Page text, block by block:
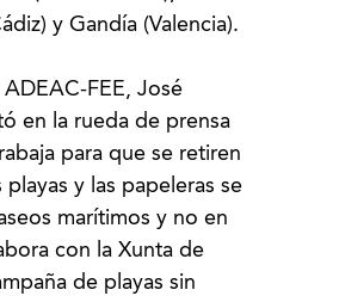
y Gandía (Valencia).
FEE, José
en la rueda de prensa
para que se retiren
playas y las papeleras se
marítimos y no en
con la Xunta de
de playas sin